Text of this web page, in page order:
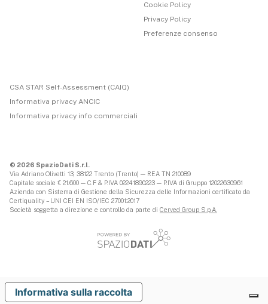
Cookie Policy
Privacy Policy
Preferenze consenso
CSA STAR Self-Assessment (CAIQ)
Informativa privacy ANCIC
Informativa privacy info commerciali
© 2026 SpazioDati S.r.l.
Via Adriano Olivetti 13, 38122 Trento (Trento) — REA TN 210089
Capitale sociale € 21.600 — C.F & P.IVA 02241890223 — P.IVA di Gruppo 12022630961
Azienda con Sistema di Gestione della Sicurezza delle Informazioni certificato da
Certiquality – UNI CEI EN ISO/IEC 27001:2017
Società soggetta a direzione e controllo da parte di Cerved Group S.p.A.
Informativa sulla raccolta